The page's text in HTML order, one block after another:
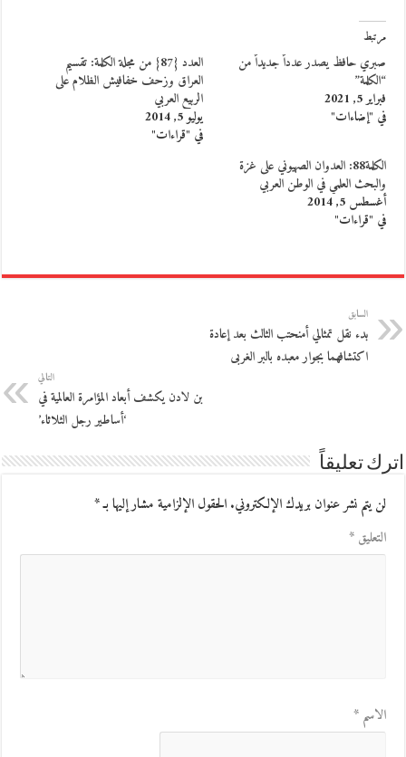
مرتبط
صبري حافظ يصدر عدداً جديداً من
“الكلمة”
فبراير 5, 2021
في "إضاءات"
العدد {87} من مجلة الكلمة: تقسيم
العراق وزحف خفافيش الظلام على
الربيع العربي
يوليو 5, 2014
في "قراءات"
الكلمة88: العدوان الصهيوني على غزة
والبحث العلمي في الوطن العربي
أغسطس 5, 2014
في "قراءات"
السابق
بدء نقل تمثالي أمنحتب الثالث بعد إعادة
اكتشافهما بجوار معبده بالبر الغربى
التالي
بن لادن يكشف أبعاد المؤامرة العالمية في
‘أساطير رجل الثلاثاء’
اترك تعليقاً
لن يتم نشر عنوان بريدك الإلكتروني.الحقول الإلزامية مشار إليها بـ*
التعليق*
الاسم*